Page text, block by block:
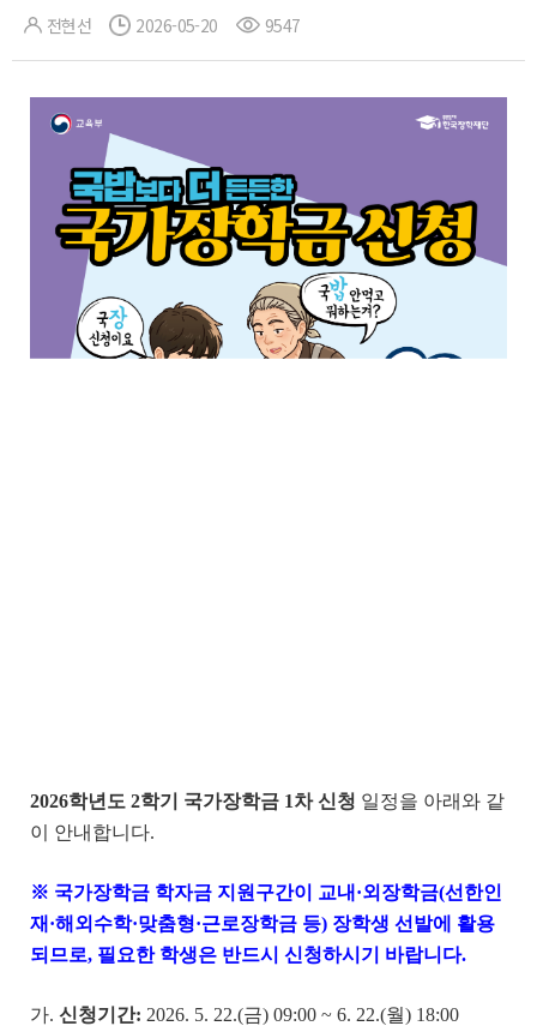
전현선 2026-05-20 9547
2026학년도 2학기 국가장학금 1차 신청 일정을 아래와 같
이 안내합니다.
※ 국가장학금 학자금 지원구간이 교내·외장학금(선한인
재·해외수학·맞춤형·근로장학금 등) 장학생 선발에 활용
되므로, 필요한 학생은 반드시 신청하시기 바랍니다.
가. 신청기간: 2026. 5. 22.(금) 09:00 ~ 6. 22.(월) 18:00